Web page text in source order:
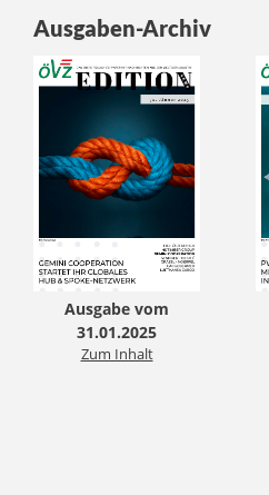
Ausgaben-Archiv
Ausgabe vom
31.01.2025
Zum Inhalt